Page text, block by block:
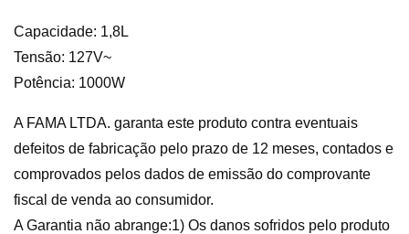
Capacidade: 1,8L
Tensão: 127V~
Potência: 1000W
A FAMA LTDA. garanta este produto contra eventuais
defeitos de fabricação pelo prazo de 12 meses, contados e
comprovados pelos dados de emissão do comprovante
fiscal de venda ao consumidor.
A Garantia não abrange:1) Os danos sofridos pelo produto